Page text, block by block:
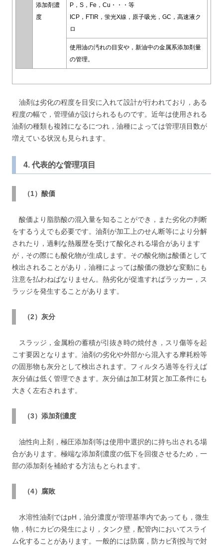
添加剤濃
度
P，S，Fe，Cu・・・等
ICP，FTIR，蛍光X線，原子吸光，GC，高速液ク
ロ
使用油の汚れの目安や，新油中の金属系添加剤量
の管理。
油剤は劣化の程度を目安に入れて設計が行われており，ある
程度の幅で，管理値が設けられるものです。近年は使用される
油剤の種類も複雑になるにつれ，油種によっては管理項目数が
増えている状況も見られます。
4. 代表的な管理項目
（1）酸価
酸価より脂肪酸の混入量を知ることができ，また劣化の判断
をするうえでも必要です。油剤が加工上のせん断等により分解
されたり，過剰な熱履歴を受けて酸化される場合があります
が，その際にも酸化物が生成します。その酸化物は酸価として
検出されることがあり，油種によっては酸価の微妙な変動にも
注意を払わねばなりません。熱劣化が促進すればラッカー，ス
ラッジを発生することがあります。
（2）灰分
スラッジ，金属粉の蓄積が引抜き時の焼付き，スリ傷等を起
こす要因となります。油剤の劣化や外部から混入する摩耗粉等
の固形物も灰分として検出されます。フィルタろ過等を行えば
灰分値は低く管理できます。灰分値は加工材質と加工条件にも
大きく左右されます。
（3）添加剤濃度
油性向上剤，極圧添加剤等は使用中選択的に持ち出される場
合があります。極端な添加剤濃度の低下を回復させるため，一
部の添加剤を補給する方法もとられます。
（4）腐敗
水溶性油剤ではpH，油分濃度が管理基準内であっても，微生
物，特にカビの発生により，タンク壁，配管内においてスライ
ム化することがあります。一般的には防腐，防カビ剤投与で対